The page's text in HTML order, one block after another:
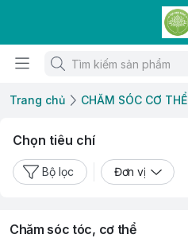
Trang chủ CHĂM SÓC CƠ THỂ
Chọn tiêu chí
Bộ lọc Đơn vị
Chăm sóc tóc, cơ thể